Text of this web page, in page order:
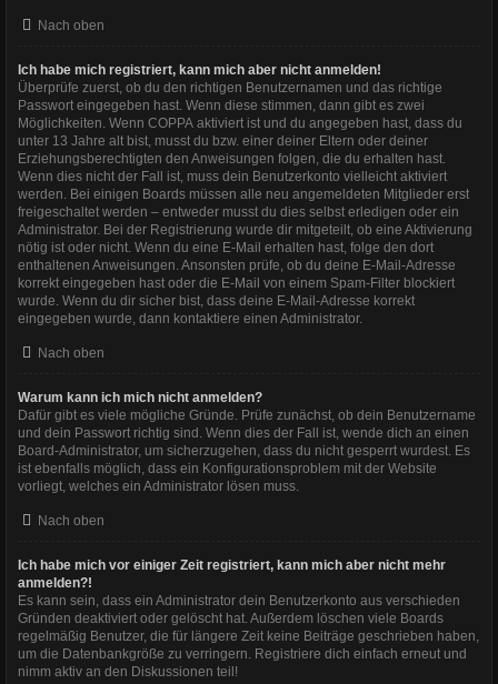
Nach oben
Ich habe mich registriert, kann mich aber nicht anmelden!
Überprüfe zuerst, ob du den richtigen Benutzernamen und das richtige
Passwort eingegeben hast. Wenn diese stimmen, dann gibt es zwei
Möglichkeiten. Wenn COPPA aktiviert ist und du angegeben hast, dass du
unter 13 Jahre alt bist, musst du bzw. einer deiner Eltern oder deiner
Erziehungsberechtigten den Anweisungen folgen, die du erhalten hast.
Wenn dies nicht der Fall ist, muss dein Benutzerkonto vielleicht aktiviert
werden. Bei einigen Boards müssen alle neu angemeldeten Mitglieder erst
freigeschaltet werden – entweder musst du dies selbst erledigen oder ein
Administrator. Bei der Registrierung wurde dir mitgeteilt, ob eine Aktivierung
nötig ist oder nicht. Wenn du eine E-Mail erhalten hast, folge den dort
enthaltenen Anweisungen. Ansonsten prüfe, ob du deine E-Mail-Adresse
korrekt eingegeben hast oder die E-Mail von einem Spam-Filter blockiert
wurde. Wenn du dir sicher bist, dass deine E-Mail-Adresse korrekt
eingegeben wurde, dann kontaktiere einen Administrator.
Nach oben
Warum kann ich mich nicht anmelden?
Dafür gibt es viele mögliche Gründe. Prüfe zunächst, ob dein Benutzername
und dein Passwort richtig sind. Wenn dies der Fall ist, wende dich an einen
Board-Administrator, um sicherzugehen, dass du nicht gesperrt wurdest. Es
ist ebenfalls möglich, dass ein Konfigurationsproblem mit der Website
vorliegt, welches ein Administrator lösen muss.
Nach oben
Ich habe mich vor einiger Zeit registriert, kann mich aber nicht mehr
anmelden?!
Es kann sein, dass ein Administrator dein Benutzerkonto aus verschieden
Gründen deaktiviert oder gelöscht hat. Außerdem löschen viele Boards
regelmäßig Benutzer, die für längere Zeit keine Beiträge geschrieben haben,
um die Datenbankgröße zu verringern. Registriere dich einfach erneut und
nimm aktiv an den Diskussionen teil!